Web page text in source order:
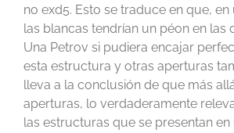
no exd5. Esto se traduce en que, en
las blancas tendrían un péon en las
Una Petrov si pudiera encajar
esta estructura y otras aperturas
lleva a la conclusión de que más
aperturas, lo verdaderamente
las estructuras que se presentan